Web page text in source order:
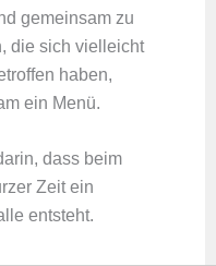
gemeinsam zu
die sich vielleicht
haben,
ein Menü.
dass beim
Zeit ein
entsteht.